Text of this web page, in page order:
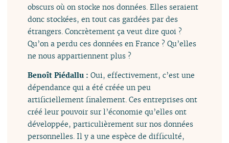
obscurs où on stocke nos données. Elles seraient
donc stockées, en tout cas gardées par des
étrangers. Concrètement ça veut dire quoi ?
Qu’on a perdu ces données en France ? Qu’elles
ne nous appartiennent plus ?
Benoît Piédallu :Oui, effectivement, c’est une
dépendance qui a été créée un peu
artificiellement finalement. Ces entreprises ont
créé leur pouvoir sur l’économie qu’elles ont
développée, particulièrement sur nos données
personnelles. Il y a une espèce de difficulté,